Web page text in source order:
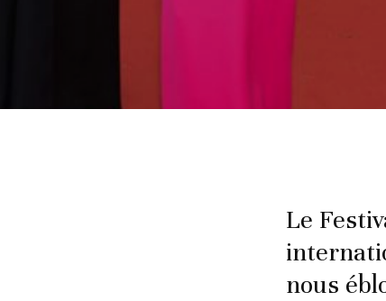
Le
nous